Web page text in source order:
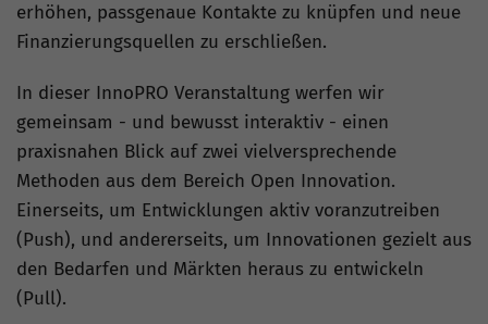
erhöhen, passgenaue Kontakte zu knüpfen und neue
Finanzierungsquellen zu erschließen.
In dieser InnoPRO Veranstaltung werfen wir
gemeinsam - und bewusst interaktiv - einen
praxisnahen Blick auf zwei vielversprechende
Methoden aus dem Bereich Open Innovation.
Einerseits, um Entwicklungen aktiv voranzutreiben
(Push), und andererseits, um Innovationen gezielt aus
den Bedarfen und Märkten heraus zu entwickeln
(Pull).